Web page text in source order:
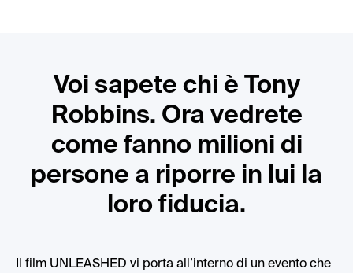
Voi sapete chi è Tony
Robbins. Ora vedrete
come fanno milioni di
persone a riporre in lui la
loro fiducia.
Il film UNLEASHED vi porta all’interno di un evento che